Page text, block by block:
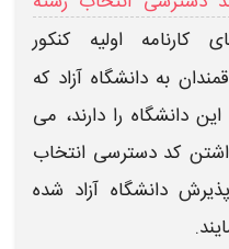
کارنامه اولیه کنکور
بهدانشگاه آزاد که
ایندانشگاه را دارند، می
کد دسترسی انتخاب
دانشگاه آزاد شده